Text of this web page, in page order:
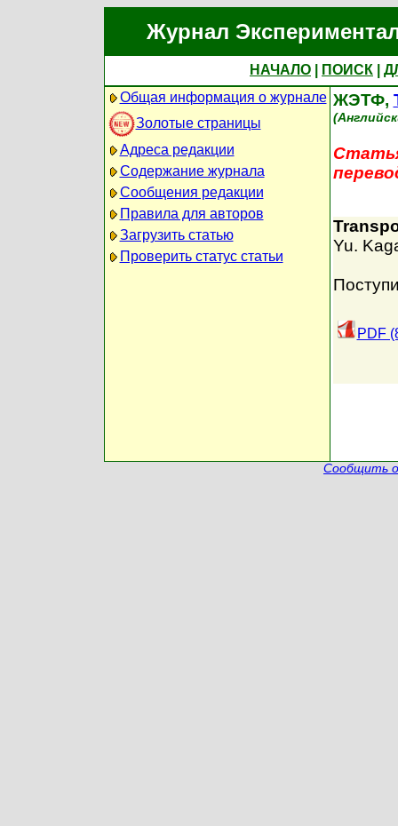
Журнал
НАЧАЛО ПОИСК
Общая информация о журнале
Золотые страницы
Адреса редакции
Содержание журнала
Сообщения редакции
Правила для авторов
Загрузить статью
Проверить статус статьи
ЖЭТФ,
Yu.
PDF
Сообщить о